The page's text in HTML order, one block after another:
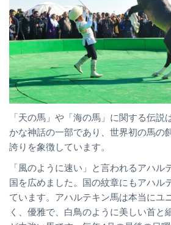
「天の馬」や「海の馬」に関する伝説
かな神話の一部であり、世界初の馬の
誇りを象徴しています。
「風のように速い」と言われるアハ
国を広めました。国の紋章にもアハル
ています。アハルテキン馬は本当にユ
く、優雅で、白鳥のように美しい首と